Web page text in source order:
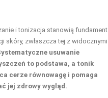
i tonizacja stanowią fundament
skóry, zwłaszcza tej z widocznymi
usuwanie
to podstawa, a tonik
cerze równowagę i pomaga
jej zdrowy wygląd.